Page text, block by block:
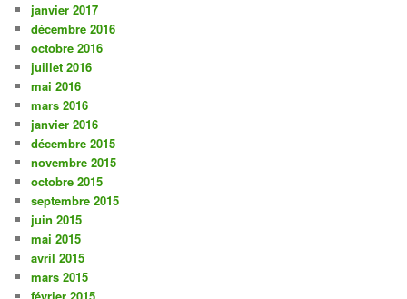
janvier 2017
décembre 2016
octobre 2016
juillet 2016
mai 2016
mars 2016
janvier 2016
décembre 2015
novembre 2015
octobre 2015
septembre 2015
juin 2015
mai 2015
avril 2015
mars 2015